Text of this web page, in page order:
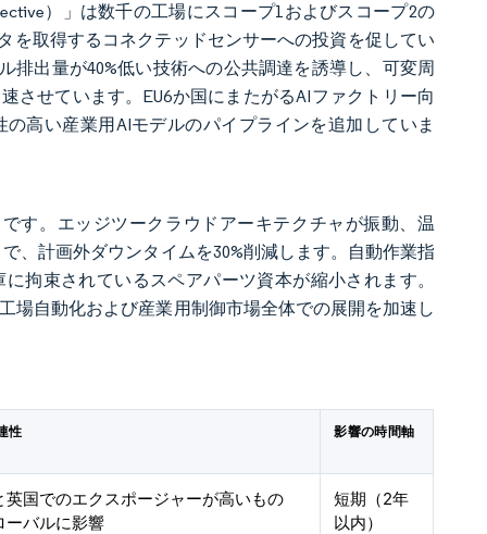
）」は数千の工場にスコープ1およびスコープ2の
を取得するコネクテッドセンサーへの投資を促してい
排出量が40%低い技術への公共調達を誘導し、可変周
させています。EU6か国にまたがるAIファクトリー向
高い産業用AIモデルのパイプラインを追加していま
す。エッジツークラウドアーキテクチャが振動、温
、計画外ダウンタイムを30%削減します。自動作業指
拘束されているスペアパーツ資本が縮小されます。
場自動化および産業用制御市場全体での展開を加速し
性 影響の時間軸
英国でのエクスポージャーが高いもの
ーバルに影響
短期（2年
以内）